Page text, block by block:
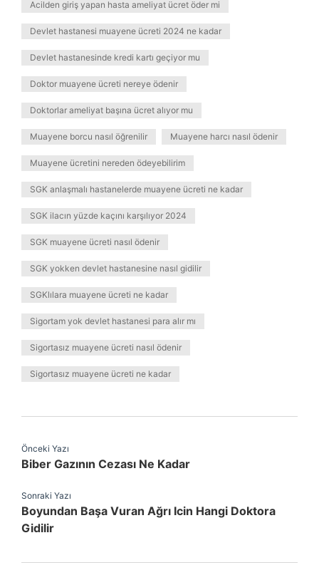
Acilden giriş yapan hasta ameliyat ücret öder mi
Devlet hastanesi muayene ücreti 2024 ne kadar
Devlet hastanesinde kredi kartı geçiyor mu
Doktor muayene ücreti nereye ödenir
Doktorlar ameliyat başına ücret alıyor mu
Muayene borcu nasıl öğrenilir Muayene harcı nasıl ödenir
Muayene ücretini nereden ödeyebilirim
SGK anlaşmalı hastanelerde muayene ücreti ne kadar
SGK ilacın yüzde kaçını karşılıyor 2024
SGK muayene ücreti nasıl ödenir
SGK yokken devlet hastanesine nasıl gidilir
SGKlılara muayene ücreti ne kadar
Sigortam yok devlet hastanesi para alır mı
Sigortasız muayene ücreti nasıl ödenir
Sigortasız muayene ücreti ne kadar
Önceki Yazı
Biber Gazının Cezası Ne Kadar
Sonraki Yazı
Boyundan Başa Vuran Ağrı Icin Hangi Doktora
Gidilir